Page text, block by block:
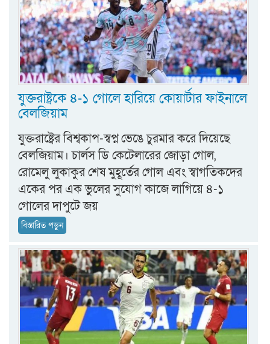
যুক্তরাষ্ট্রকে ৪-১ গোলে হারিয়ে কোয়ার্টার ফাইনালে
বেলজিয়াম
যুক্তরাষ্ট্রের বিশ্বকাপ-স্বপ্ন ভেঙে চুরমার করে দিয়েছে
বেলজিয়াম। চার্লস ডি কেটেলারের জোড়া গোল,
রোমেলু লুকাকুর শেষ মুহূর্তের গোল এবং স্বাগতিকদের
একের পর এক ভুলের সুযোগ কাজে লাগিয়ে ৪-১
গোলের দাপুটে জয়
বিস্তারিত পড়ুন